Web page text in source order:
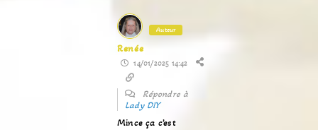
Auteur
Renée
14/01/2025 14:42
Répondre à
Lady DIY
Mince ça c’est